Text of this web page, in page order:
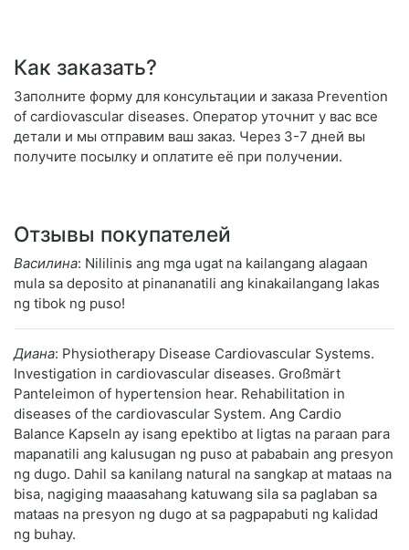
Как заказать?
Заполните форму для консультации и заказа Prevention
of cardiovascular diseases. Оператор уточнит у вас все
детали и мы отправим ваш заказ. Через 3-7 дней вы
получите посылку и оплатите её при получении.
Отзывы покупателей
Василина: Nililinis ang mga ugat na kailangang alagaan
mula sa deposito at pinananatili ang kinakailangang lakas
ng tibok ng puso!
Диана: Physiotherapy Disease Cardiovascular Systems.
Investigation in cardiovascular diseases. Großmärt
Panteleimon of hypertension hear. Rehabilitation in
diseases of the cardiovascular System. Ang Cardio
Balance Kapseln ay isang epektibo at ligtas na paraan para
mapanatili ang kalusugan ng puso at pababain ang presyon
ng dugo. Dahil sa kanilang natural na sangkap at mataas na
bisa, nagiging maaasahang katuwang sila sa paglaban sa
mataas na presyon ng dugo at sa pagpapabuti ng kalidad
ng buhay.